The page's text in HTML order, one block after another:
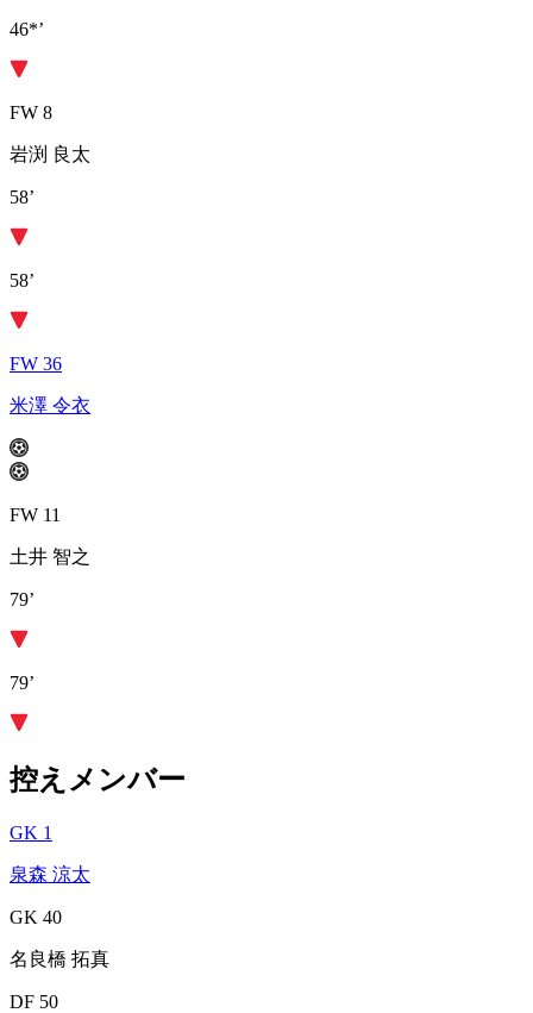
46*’
FW 8
岩渕 良太
58’
58’
FW 36
米澤 令衣
FW 11
土井 智之
79’
79’
控えメンバー
GK 1
泉森 涼太
GK 40
名良橋 拓真
DF 50